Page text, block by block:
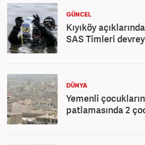
GÜNCEL
Kıyıköy
SAS Timleri
DÜNYA
Yemenli
patlamasında 2